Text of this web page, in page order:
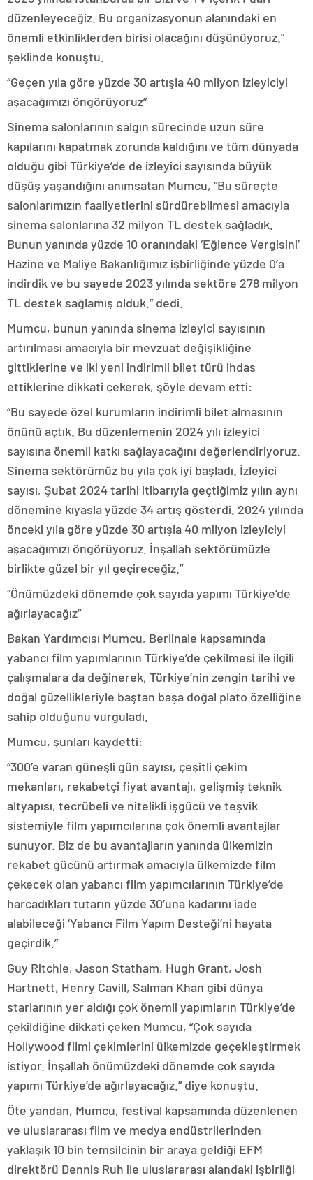
düzenleyeceğiz. Bu organizasyonun alanındaki en
önemli etkinliklerden birisi olacağını düşünüyoruz.”
şeklinde konuştu.
“Geçen yıla göre yüzde 30 artışla 40 milyon izleyiciyi
aşacağımızı öngörüyoruz”
Sinema salonlarının salgın sürecinde uzun süre
kapılarını kapatmak zorunda kaldığını ve tüm dünyada
olduğu gibi Türkiye’de de izleyici sayısında büyük
düşüş yaşandığını anımsatan Mumcu, “Bu süreçte
salonlarımızın faaliyetlerini sürdürebilmesi amacıyla
sinema salonlarına 32 milyon TL destek sağladık.
Bunun yanında yüzde 10 oranındaki ‘Eğlence Vergisini’
Hazine ve Maliye Bakanlığımız işbirliğinde yüzde 0’a
indirdik ve bu sayede 2023 yılında sektöre 278 milyon
TL destek sağlamış olduk.” dedi.
Mumcu, bunun yanında sinema izleyici sayısının
artırılması amacıyla bir mevzuat değişikliğine
gittiklerine ve iki yeni indirimli bilet türü ihdas
ettiklerine dikkati çekerek, şöyle devam etti:
“Bu sayede özel kurumların indirimli bilet almasının
önünü açtık. Bu düzenlemenin 2024 yılı izleyici
sayısına önemli katkı sağlayacağını değerlendiriyoruz.
Sinema sektörümüz bu yıla çok iyi başladı. İzleyici
sayısı, Şubat 2024 tarihi itibarıyla geçtiğimiz yılın aynı
dönemine kıyasla yüzde 34 artış gösterdi. 2024 yılında
önceki yıla göre yüzde 30 artışla 40 milyon izleyiciyi
aşacağımızı öngörüyoruz. İnşallah sektörümüzle
birlikte güzel bir yıl geçireceğiz.”
“Önümüzdeki dönemde çok sayıda yapımı Türkiye’de
ağırlayacağız”
Bakan Yardımcısı Mumcu, Berlinale kapsamında
yabancı film yapımlarının Türkiye’de çekilmesi ile ilgili
çalışmalara da değinerek, Türkiye’nin zengin tarihi ve
doğal güzellikleriyle baştan başa doğal plato özelliğine
sahip olduğunu vurguladı.
Mumcu, şunları kaydetti:
“300’e varan güneşli gün sayısı, çeşitli çekim
mekanları, rekabetçi fiyat avantajı, gelişmiş teknik
altyapısı, tecrübeli ve nitelikli işgücü ve teşvik
sistemiyle film yapımcılarına çok önemli avantajlar
sunuyor. Biz de bu avantajların yanında ülkemizin
rekabet gücünü artırmak amacıyla ülkemizde film
çekecek olan yabancı film yapımcılarının Türkiye’de
harcadıkları tutarın yüzde 30’una kadarını iade
alabileceği ‘Yabancı Film Yapım Desteği’ni hayata
geçirdik.”
Guy Ritchie, Jason Statham, Hugh Grant, Josh
Hartnett, Henry Cavill, Salman Khan gibi dünya
starlarının yer aldığı çok önemli yapımların Türkiye’de
çekildiğine dikkati çeken Mumcu, “Çok sayıda
Hollywood filmi çekimlerini ülkemizde geçekleştirmek
istiyor. İnşallah önümüzdeki dönemde çok sayıda
yapımı Türkiye’de ağırlayacağız.” diye konuştu.
Öte yandan, Mumcu, festival kapsamında düzenlenen
ve uluslararası film ve medya endüstrilerinden
yaklaşık 10 bin temsilcinin bir araya geldiği EFM
direktörü Dennis Ruh ile uluslararası alandaki işbirliği